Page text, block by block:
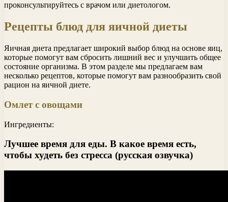
проконсультируйтесь с врачом или диетологом.
Рецепты блюд для яичной диеты
Яичная диета предлагает широкий выбор блюд на основе яиц,
которые помогут вам сбросить лишний вес и улучшить общее
состояние организма. В этом разделе мы предлагаем вам
несколько рецептов, которые помогут вам разнообразить свой
рацион на яичной диете.
Омлет с овощами
Ингредиенты:
Лучшее время для еды. В какое время есть,
чтобы худеть без стресса (русская озвучка)